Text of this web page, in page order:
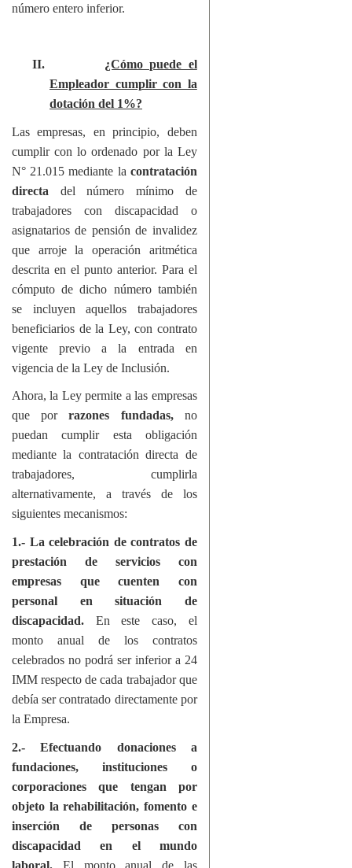
número entero inferior.
II.
¿Cómo puede el
Empleador cumplir con la
dotación del 1%?
Las empresas, en principio, deben
cumplir con lo ordenado por la Ley
N° 21.015 mediante la contratación
directa del número mínimo de
trabajadores con discapacidad o
asignatarios de pensión de invalidez
que arroje la operación aritmética
descrita en el punto anterior. Para el
cómputo de dicho número también
se incluyen aquellos trabajadores
beneficiarios de la Ley, con contrato
vigente previo a la entrada en
vigencia de la Ley de Inclusión.
Ahora, la Ley permite a las empresas
que porrazones fundadas,no
puedan cumplir esta obligación
mediante la contratación directa de
trabajadores, cumplirla
alternativamente, a través de los
siguientes mecanismos:
1.- La celebración de contratos de
prestación de servicios con
empresas que cuenten con
personal en situación de
discapacidad. En este caso, el
monto anual de los contratos
celebrados no podrá ser inferior a 24
IMM respecto de cada trabajador que
debía ser contratado directamente por
la Empresa.
2.- Efectuando donaciones a
fundaciones, instituciones o
corporaciones que tengan por
objeto la rehabilitación, fomento e
inserción de personas con
discapacidad en el mundo
laboral. El monto anual de las